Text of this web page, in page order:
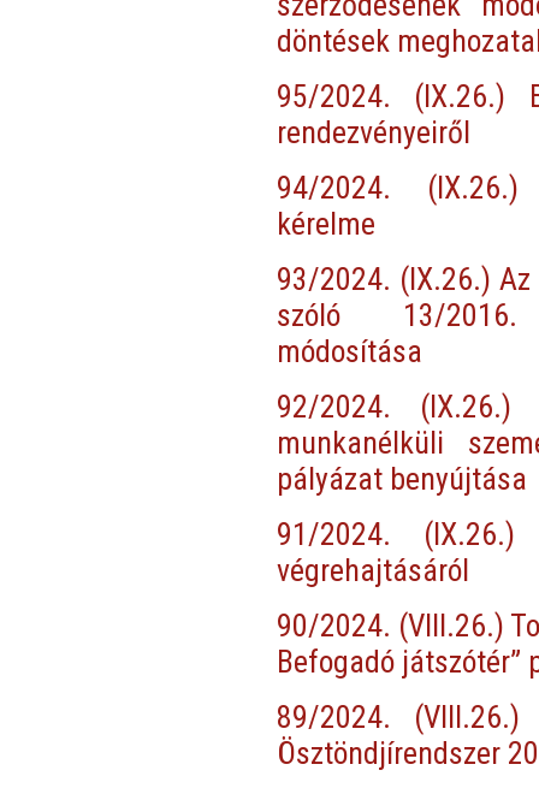
döntések
95/2024. (IX.26.)
rendezvényeiről
94/2024. (IX.26.)
kérelme
93/2024. (IX.26.)
szóló 13/
módosítása
92/2024. (IX.26.)
munkanélküli
pályázat benyújtása
91/2024.
végrehajtásáról
90/2024. (VIII.26.)
Befogadó játszótér”
89/2024. (VIII.26.)
Ösztöndjírendszer